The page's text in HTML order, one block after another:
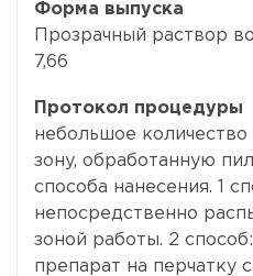
Форма выпуска
Прозрачный раствор
7,66
Протокол процедуры
небольшое количество
зону, обработанную
способа нанесения. 1
непосредственно
зоной работы. 2
препарат на перчатку